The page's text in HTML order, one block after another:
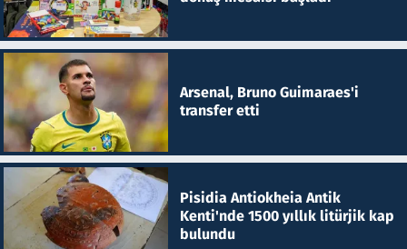
Arsenal, Bruno Guimaraes'i
transfer etti
Pisidia Antiokheia Antik
Kenti'nde 1500 yıllık litürjik kap
bulundu